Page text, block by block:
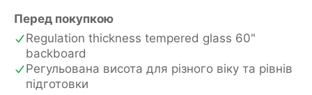
Перед покупкою
Regulation thickness tempered glass 60"
backboard
Регульована висота для різного віку та рівнів
підготовки